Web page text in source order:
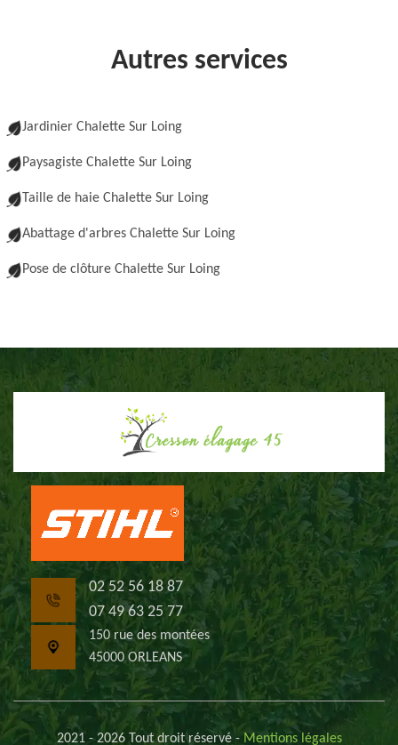
Autres services
Jardinier Chalette Sur Loing
Paysagiste Chalette Sur Loing
Taille de haie Chalette Sur Loing
Abattage d'arbres Chalette Sur Loing
Pose de clôture Chalette Sur Loing
02 52 56 18 87
07 49 63 25 77
150 rue des montées
45000 ORLEANS
2021 - 2026 Tout droit réservé - Mentions légales